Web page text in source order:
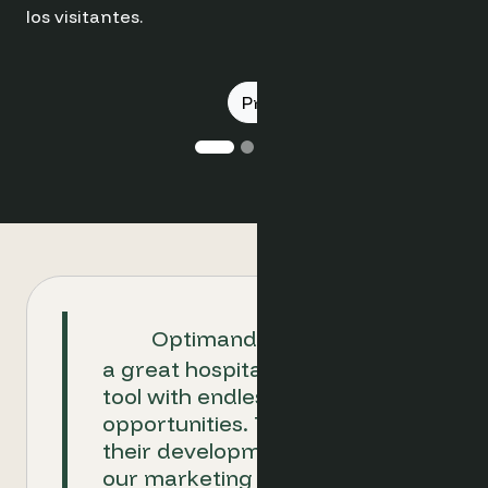
Optimand is proven to be
a great hospitality ecommerce
tool with endless
opportunities. Together with
their development team and
our marketing and revenue